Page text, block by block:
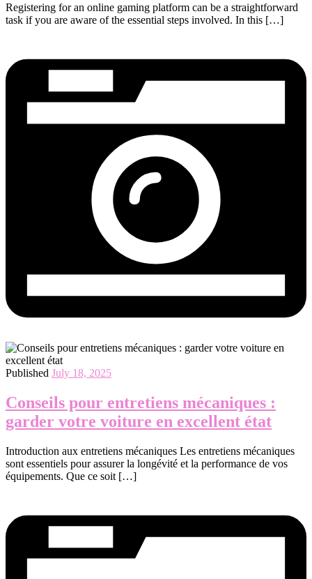
Registering for an online gaming platform can be a straightforward
task if you are aware of the essential steps involved. In this […]
Published July 18, 2025
Conseils pour entretiens mécaniques :
garder votre voiture en excellent état
Introduction aux entretiens mécaniques Les entretiens mécaniques
sont essentiels pour assurer la longévité et la performance de vos
équipements. Que ce soit […]